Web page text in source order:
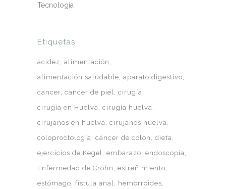
Tecnología
Etiquetas
acidez alimentación
alimentación saludable aparato digestivo
cancer cancer de piel
cirugía
cirugía en Huelva
cirugía huelva
cirujanos en huelva
cirujanos huelva
coloproctología
cáncer de colon
dieta
ejercicios de Kegel
embarazo endoscopia
Enfermedad de Crohn
estreñimiento
estómago fístula anal
hemorroides